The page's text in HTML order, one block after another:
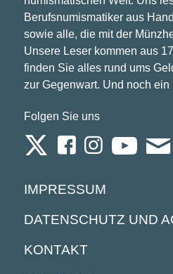
Berufsnumismatiker aus
sowie alle, die mit der
Unsere Leser kommen aus
finden Sie alles rund ums
zur Gegenwart. Und noch ein
Folgen Sie uns
IMPRESSUM
DATENSCHUTZ UND
KONTAKT